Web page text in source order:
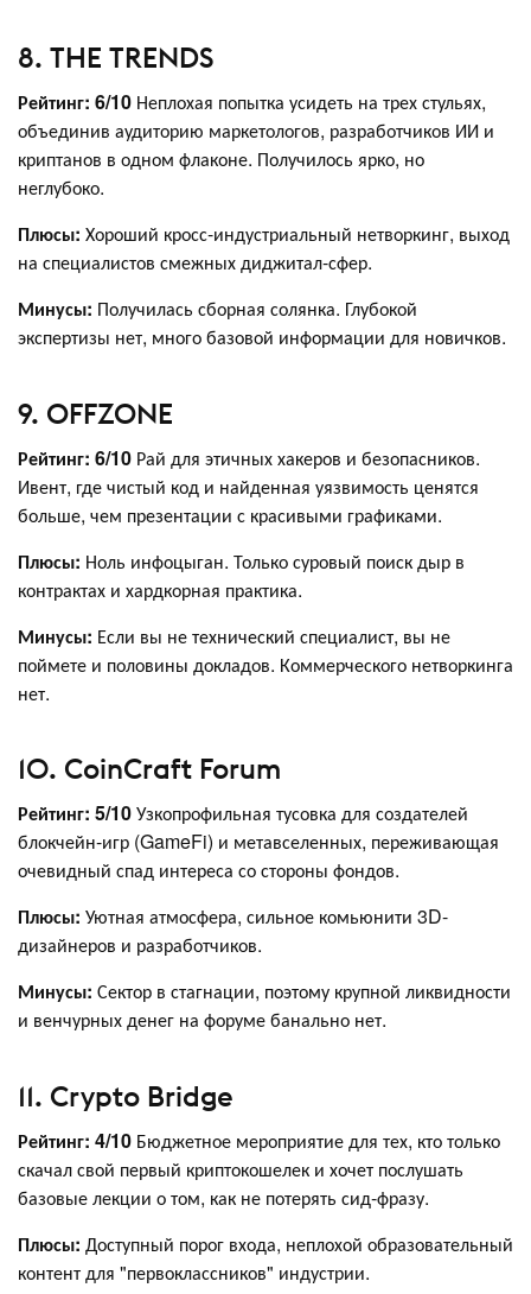
8. THE TRENDS
Рейтинг: 6/10 Неплохая попытка усидеть на трех стульях,
объединив аудиторию маркетологов, разработчиков ИИ и
криптанов в одном флаконе. Получилось ярко, но
неглубоко.
Плюсы: Хороший кросс-индустриальный нетворкинг, выход
на специалистов смежных диджитал-сфер.
Минусы: Получилась сборная солянка. Глубокой
экспертизы нет, много базовой информации для новичков.
9. OFFZONE
Рейтинг: 6/10 Рай для этичных хакеров и безопасников.
Ивент, где чистый код и найденная уязвимость ценятся
больше, чем презентации с красивыми графиками.
Плюсы: Ноль инфоцыган. Только суровый поиск дыр в
контрактах и хардкорная практика.
Минусы: Если вы не технический специалист, вы не
поймете и половины докладов. Коммерческого нетворкинга
нет.
10. CoinCraft Forum
Рейтинг: 5/10Узкопрофильная тусовка для создателей
блокчейн-игр (GameFi) и метавселенных, переживающая
очевидный спад интереса со стороны фондов.
Плюсы: Уютная атмосфера, сильное комьюнити 3D-
дизайнеров и разработчиков.
Минусы: Сектор в стагнации, поэтому крупной ликвидности
и венчурных денег на форуме банально нет.
11. Crypto Bridge
Рейтинг: 4/10 Бюджетное мероприятие для тех, кто только
скачал свой первый криптокошелек и хочет послушать
базовые лекции о том, как не потерять сид-фразу.
Плюсы: Доступный порог входа, неплохой образовательный
контент для "первоклассников" индустрии.